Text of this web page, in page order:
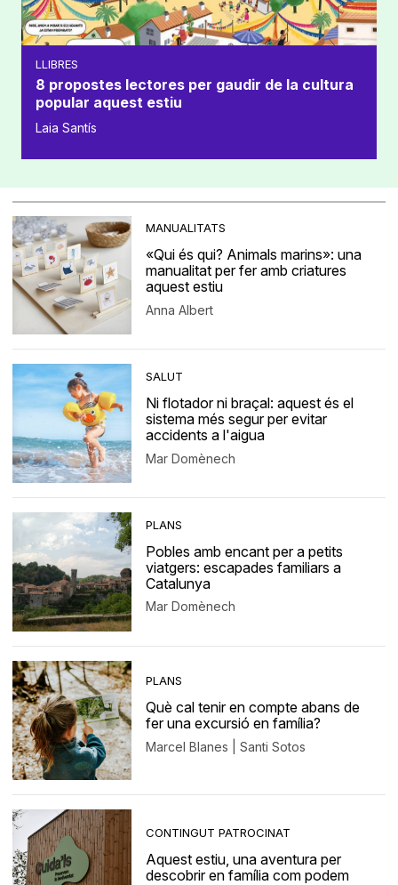
LLIBRES
8 propostes lectores per gaudir de la cultura
popular aquest estiu
Laia Santís
MANUALITATS
«Qui és qui? Animals marins»: una
manualitat per fer amb criatures
aquest estiu
Anna Albert
SALUT
Ni flotador ni braçal: aquest és el
sistema més segur per evitar
accidents a l'aigua
Mar Domènech
PLANS
Pobles amb encant per a petits
viatgers: escapades familiars a
Catalunya
Mar Domènech
PLANS
Què cal tenir en compte abans de
fer una excursió en família?
Marcel Blanes | Santi Sotos
CONTINGUT PATROCINAT
Aquest estiu, una aventura per
descobrir en família com podem